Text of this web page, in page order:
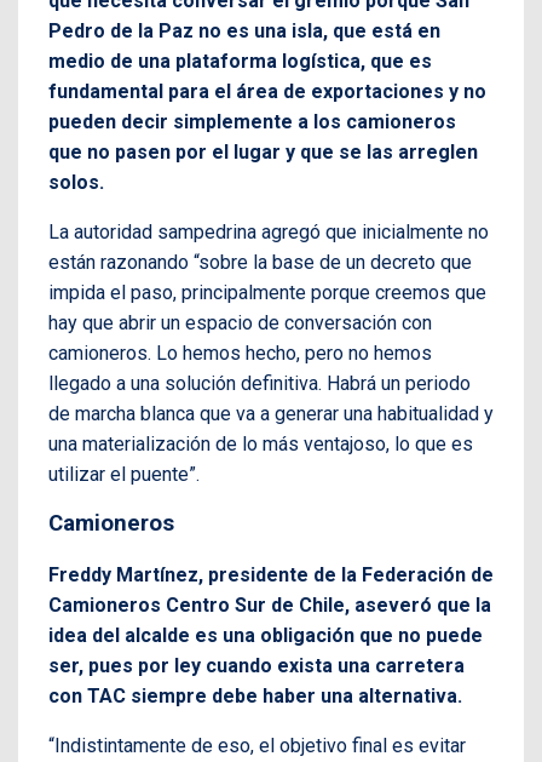
Pedro de la Paz no es una isla, que está en
medio de una plataforma logística, que es
fundamental para el área de exportaciones y no
pueden decir simplemente a los camioneros
que no pasen por el lugar y que se las arreglen
solos.
La autoridad sampedrina agregó que inicialmente no
están razonando “sobre la base de un decreto que
impida el paso, principalmente porque creemos que
hay que abrir un espacio de conversación con
camioneros. Lo hemos hecho, pero no hemos
llegado a una solución definitiva. Habrá un periodo
de marcha blanca que va a generar una habitualidad y
una materialización de lo más ventajoso, lo que es
utilizar el puente”.
Camioneros
Freddy Martínez, presidente de la Federación de
Camioneros Centro Sur de Chile, aseveró que la
idea del alcalde es una obligación que no puede
ser, pues por ley cuando exista una carretera
con TAC siempre debe haber una alternativa.
“Indistintamente de eso, el objetivo final es evitar